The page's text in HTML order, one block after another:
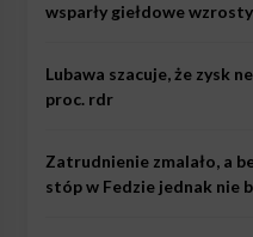
wsparły giełdowe wzrosty
Lubawa szacuje, że zysk
proc. rdr
Zatrudnienie zmalało, a
stóp w Fedzie jednak nie